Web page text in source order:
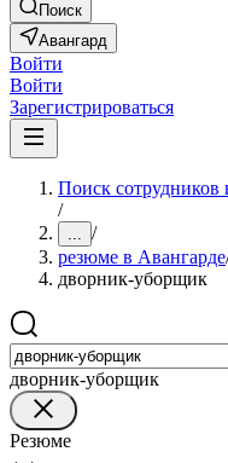
Поиск
Авангард
Войти
Войти
Зарегистрироваться
Поиск сотрудников
/
... /
резюме в Авангарде
дворник-уборщик
дворник-уборщик
Резюме